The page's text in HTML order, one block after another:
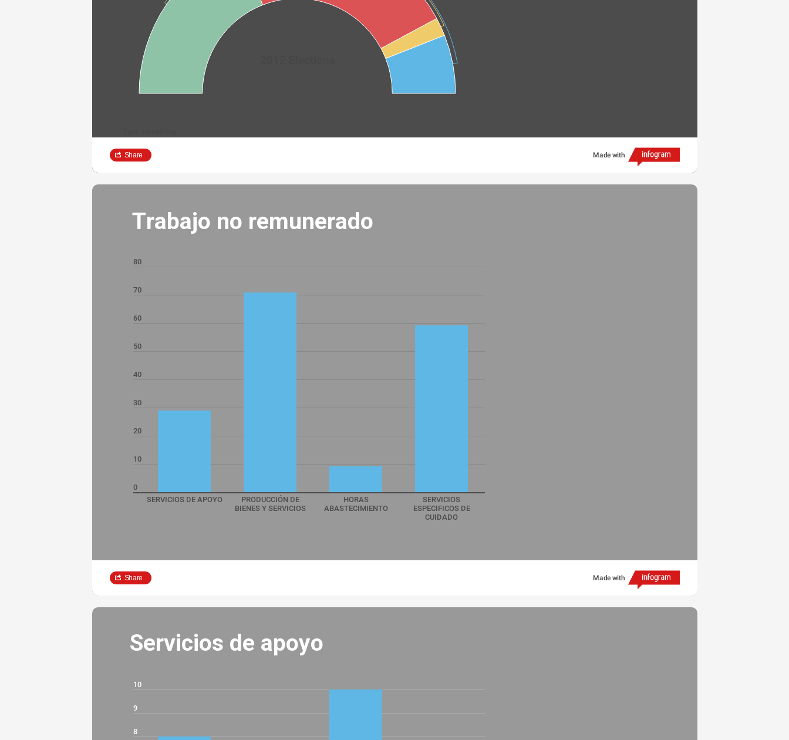
Share Made with
Trabajo no remunerado
80
70
60
50
40
30
20
10
0
SERVICIOS DE APOYO
PRODUCCIÓN DE
BIENES Y SERVICIOS
HORAS
ABASTECIMIENTO
SERVICIOS
ESPECIFICOS DE
CUIDADO
Share Made with
Servicios de apoyo
10
9
8